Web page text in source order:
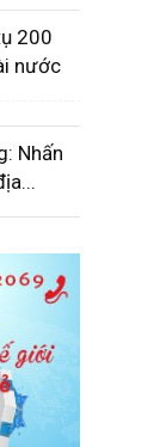
200
nước
Nhấn